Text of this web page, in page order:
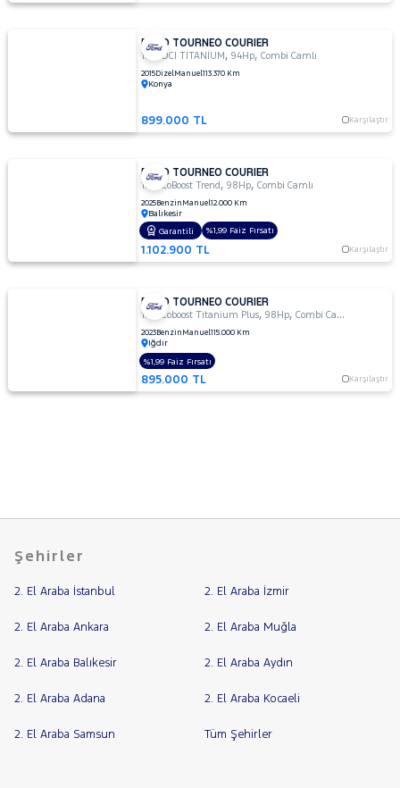
FORD TOURNEO COURIER
1.5 TDCI TİTANİUM ,94Hp,Combi Camlı
2015DizelManuel113.370 Km
Konya
899.000 TL Karşılaştır
FORD TOURNEO COURIER
1.0 EcoBoost Trend ,98Hp,Combi Camlı
2025Benzin Manuel12.000 Km
Balıkesir
1.102.900 TL Karşılaştır
Garantili %1,99 Faiz Fırsatı
FORD TOURNEO COURIER
1.0 Ecoboost Titanium Plus,98Hp,Combi Camlı
2023Benzin Manuel115.000 Km
Iğdır
895.000 TL Karşılaştır
%1,99 Faiz Fırsatı
Şehirler
2. El Araba İstanbul 2. El Araba İzmir
2. El Araba Ankara 2. El Araba Muğla
2. El Araba Balıkesir 2. El Araba Aydın
2. El Araba Adana 2. El Araba Kocaeli
2. El Araba Samsun Tüm Şehirler